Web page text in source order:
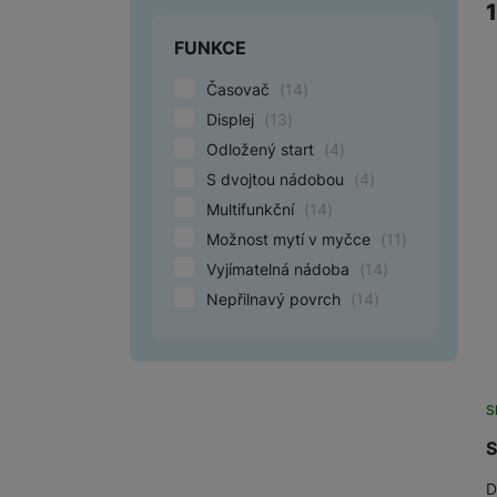
FUNKCE
Časovač (14)
Displej
(13)
Odložený start
(4)
S dvojtou nádobou
(4)
Multifunkční (14)
Možnost mytí v myčce
(11 )
Vyjímatelná nádoba
(14)
Nepřilnavý povrch
(14)